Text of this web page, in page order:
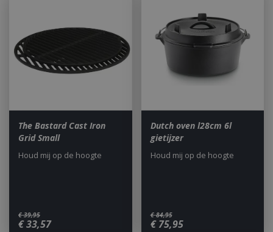
The Bastard Cast Iron
Grid Small
€ 39,95
€33,57
Houd mij op de hoogte
Dutch oven l28cm 6l
gietijzer
€ 84,95
€ 75,95
Houd mij op de hoogte